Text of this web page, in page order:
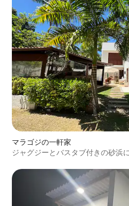
マラゴジの一軒家
ジャグジーとバスタブ付きの砂浜